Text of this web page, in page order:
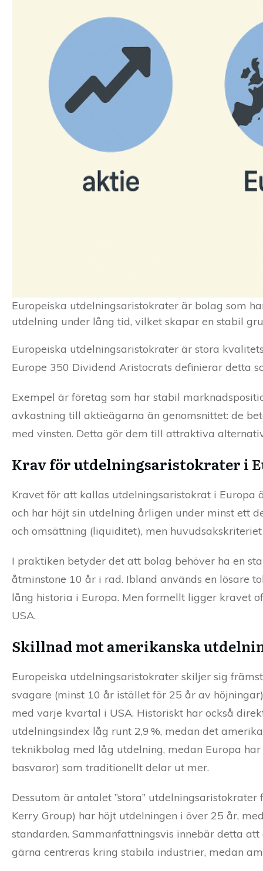
Europeiska utdelningsaristokrater är bolag som
utdelning under lång tid, vilket skapar en stabil
Europeiska utdelningsaristokrater är stora
Europe 350 Dividend Aristocrats definierar detta
Exempel är företag som har stabil
avkastning till aktieägarna än genomsnittet: de
med vinsten. Detta gör dem till attraktiva
Krav för utdelningsaristokrater i
Kravet för att kallas utdelningsaristokrat i Europa
och har höjt sin utdelning årligen under minst ett
och omsättning (liquiditet), men
I praktiken betyder det att bolag behöver ha en
åtminstone 10 år i rad. Ibland används en lösare
lång historia i Europa. Men formellt ligger kravet
USA.
Skillnad mot amerikanska
Europeiska utdelningsaristokrater skiljer sig
svagare (minst 10 år istället för 25 år av
med varje kvartal i USA. Historiskt har också
utdelningsindex låg runt 2,9 %, medan det
teknikbolag med låg utdelning, medan Europa
basvaror) som traditionellt delar ut mer.
Dessutom är antalet ”stora”
Kerry Group) har höjt utdelningen i över 25 år,
standarden. Sammanfattningsvis innebär detta
gärna centreras kring stabila industrier, medan